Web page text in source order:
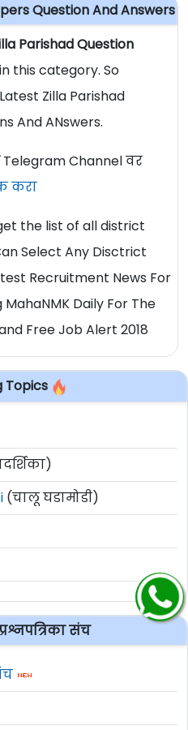
Question And Answers
Parishad Question
in this category. So
Zilla Parishad
And ANswers.
Telegram Channel वर
करा
the list of all district
Select Any Disctrict
Recruitment News For
Daily For The
Free Job Alert 2018
Topics
(चालू घडामोडी)
संच